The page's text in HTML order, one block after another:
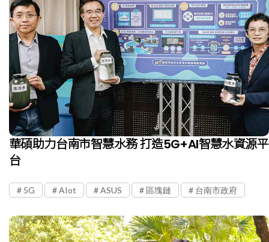
華碩助力台南市智慧水務 打造5G+AI智慧水資源平
台
5G AIot ASUS 區塊鏈 台南市政府